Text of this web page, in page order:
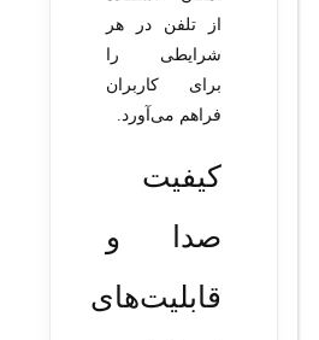
از تلفن در هر
شرایطی را
برای کاربران
فراهم می‌آورد.
کیفیت
صدا و
قابلیت‌های